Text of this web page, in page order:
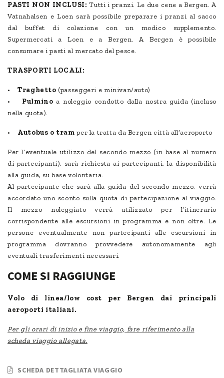
PASTI NON INCLUSI: Tutti i pranzi. Le due cene a Bergen. A
Vatnahalsen e Loen sarà possibile preparare i pranzi al sacco
dal buffet di colazione con un modico supplemento.
Supermercati a Loen e a Bergen. A Bergen è possibile
consumare i pasti al mercato del pesce.
TRASPORTI LOCALI:
•Traghetto (passeggeri e minivan/auto)
• Pulmino a noleggio condotto dalla nostra guida (incluso
nella quota).
• Autobus o tramper la tratta da Bergen città all’aeroporto
Per l’eventuale utilizzo del secondo mezzo (in base al numero
di partecipanti), sarà richiesta ai partecipanti, la disponibilità
alla guida, su base volontaria.
Al partecipante che sarà alla guida del secondo mezzo, verrà
accordato uno sconto sulla quota di partecipazione al viaggio.
Il mezzo noleggiato verrà utilizzato per l’itinerario
corrispondente alle escursioni in programma e non oltre. Le
persone eventualmente non partecipanti alle escursioni in
programma dovranno provvedere autonomamente agli
eventuali trasferimenti necessari.
COME SI RAGGIUNGE
Volo di linea/low cost per Bergen dai principali
aeroporti italiani.
Per gli orari di inizio e fine viaggio, fare riferimento alla
scheda viaggio allegata.
SCHEDA DETTAGLIATA VIAGGIO